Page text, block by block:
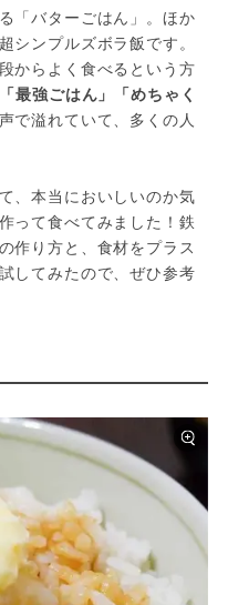
「バターごはん」。ほか
シンプルズボラ飯です。
からよく食べるという方
「最強ごはん」「めちゃく
で溢れていて、多くの人
、本当においしいのか気
って食べてみました！鉄
作り方と、食材をプラス
してみたので、ぜひ参考